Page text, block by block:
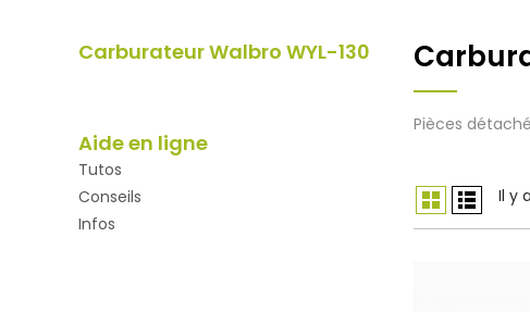
Carburateur Walbro WYL-130
Aide en ligne
Tutos
Conseils
Infos
Pièces
Il y